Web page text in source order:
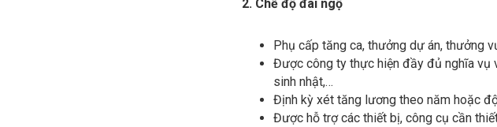
2. Chế độ đãi ngộ
Phụ cấp tăng ca, thưởng dự án, thưởng
Được công ty thực hiện đầy đủ nghĩa vụ
sinh nhật,…
Định kỳ xét tăng lương theo năm hoặc
Được hỗ trợ các thiết bị, công cụ cần